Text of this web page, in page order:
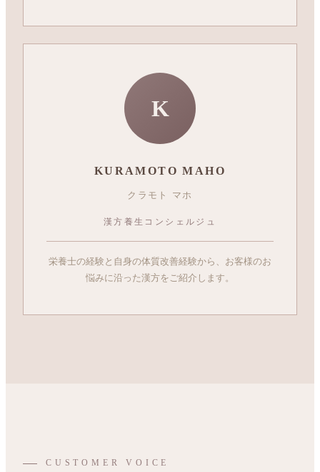
K
KURAMOTO MAHO
クラモト マホ
漢方養生コンシェルジュ
栄養士の経験と自身の体質改善経験から、お客様のお
悩みに沿った漢方をご紹介します。
CUSTOMER VOICE